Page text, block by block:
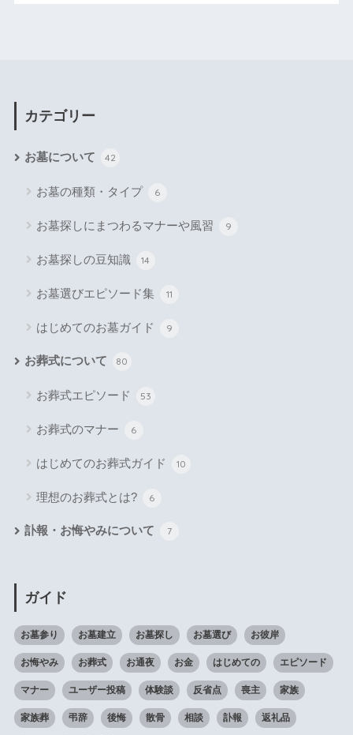
カテゴリー
お墓について 42
お墓の種類・タイプ 6
お墓探しにまつわるマナーや風習 9
お墓探しの豆知識 14
お墓選びエピソード集 11
はじめてのお墓ガイド 9
お葬式について 80
お葬式エピソード 53
お葬式のマナー 6
はじめてのお葬式ガイド 10
理想のお葬式とは? 6
訃報・お悔やみについて 7
ガイド
お墓参り お墓建立 お墓探し お墓選び お彼岸
お悔やみ お葬式 お通夜 お金 はじめての エピソード
マナー ユーザー投稿 体験談 反省点 喪主 家族
家族葬 弔辞 後悔 散骨 相談 訃報 返礼品